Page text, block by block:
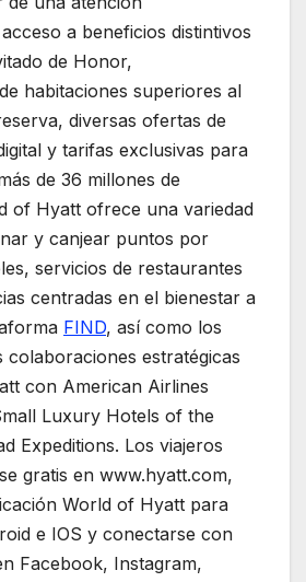
a beneficios distintivos
de Honor,
habitaciones superiores al
diversas ofertas de
y tarifas exclusivas para
de 36 millones de
of Hyatt ofrece una variedad
y canjear puntos por
servicios de restaurantes
centradas en el bienestar a
FIND, así como los
colaboraciones estratégicas
con American Airlines
Luxury Hotels of the
Expeditions. Los viajeros
gratis en www.hyatt.com,
World of Hyatt para
e IOS y conectarse con
Facebook, Instagram,